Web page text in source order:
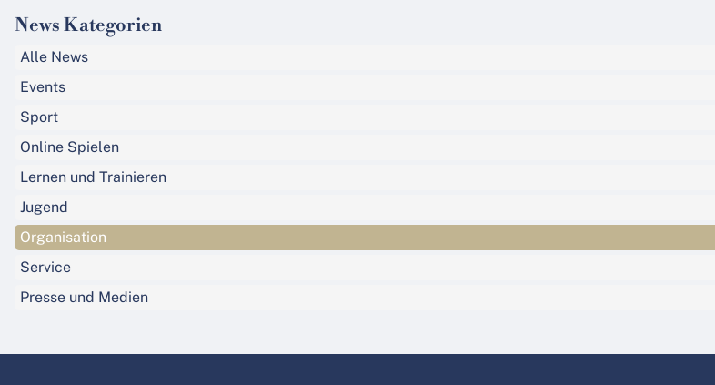
News Kategorien
Alle News
Events
Sport
Online Spielen
Lernen und Trainieren
Jugend
Organisation
Service
Presse und Medien